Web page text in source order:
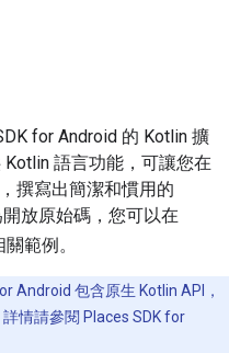
for Android 的 Kotlin 擴
語言功能，可讓您在
撰寫出簡潔和慣用的
放原始碼，您可以在
範例。
Android 包含原生 Kotlin API，
情請參閱 Places SDK for